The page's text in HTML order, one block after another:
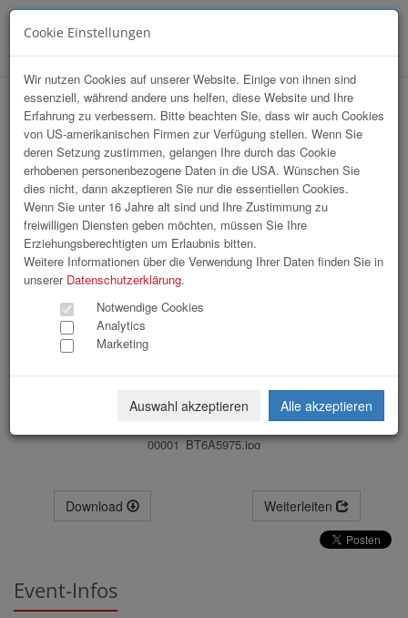
StartUp Sport / Sommerfest 2026
00001_BT6A5975.jpg
Download Weiterleiten
Event-Infos
Cookie Einstellungen
Wir nutzen Cookies auf unserer Website. Einige von ihnen sind
essenziell, während andere uns helfen, diese Website und Ihre
Erfahrung zu verbessern. Bitte beachten Sie, dass wir auch Cookies
von US-amerikanischen Firmen zur Verfügung stellen. Wenn Sie
deren Setzung zustimmen, gelangen Ihre durch das Cookie
erhobenen personenbezogene Daten in die USA. Wünschen Sie
dies nicht, dann akzeptieren Sie nur die essentiellen Cookies.
Wenn Sie unter 16 Jahre alt sind und Ihre Zustimmung zu
freiwilligen Diensten geben möchten, müssen Sie Ihre
Erziehungsberechtigten um Erlaubnis bitten.
Weitere Informationen über die Verwendung Ihrer Daten finden Sie in
unserer Datenschutzerklärung.
Notwendige Cookies
Analytics
Marketing
Auswahl akzeptieren Alle akzeptieren